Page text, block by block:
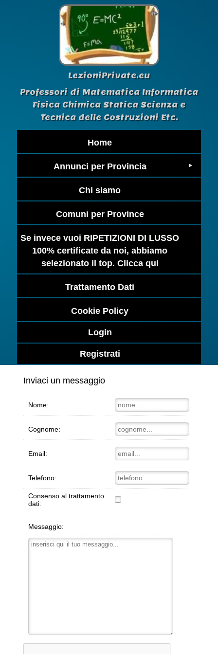
LezioniPrivate.eu
Professori di Matematica Informatica
Fisica Chimica Statica Scienza e
Tecnica delle Costruzioni Etc.
Home
Annunci per Provincia
Chi siamo
Comuni per Province
Se invece vuoi RIPETIZIONI DI LUSSO
100% certificate da noi, abbiamo
selezionato il top. Clicca qui
Trattamento Dati
Cookie Policy
Login
Registrati
Inviaci un messaggio
Nome:
Cognome:
Email:
Telefono:
Consenso al trattamento
dati:
Messaggio: